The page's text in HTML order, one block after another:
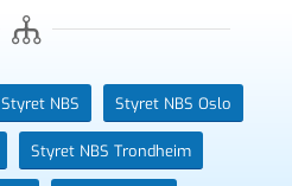
Styret NBS Styret NBS Oslo
Styret NBS Trondheim